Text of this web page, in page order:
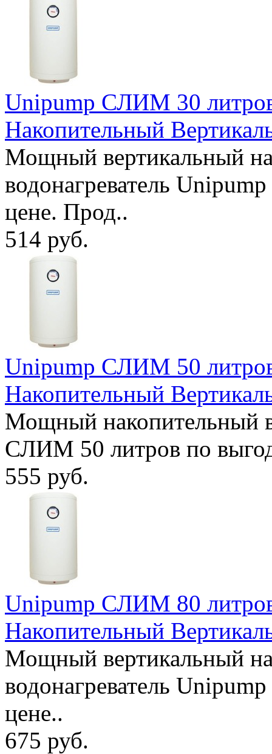
Unipump СЛИМ 30 литров
Накопительный
Мощный вертикальный
водонагреватель
цене. Прод..
514 руб.
Unipump СЛИМ 50 литров
Накопительный
Мощный накопительный
СЛИМ 50 литров по
555 руб.
Unipump СЛИМ 80 литров
Накопительный
Мощный вертикальный
водонагреватель
цене..
675 руб.